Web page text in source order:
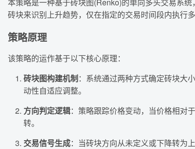
砖块来识别上升趋势，仅在指定的交易时间段内执行
策略原理
该策略的运作基于以下核心原理：
砖块图构建机制：系统通过两种方式确定砖块大
动性自适应调整。
方向判定逻辑：策略跟踪价格变动，当价格相对
转。
交易信号生成：当砖块方向从未定义或下降转为